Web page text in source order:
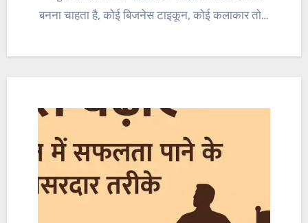
बनना चाहता है, कोई बिजनेस टाइकून, कोई कलाकार तो…